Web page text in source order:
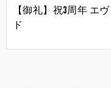
【御礼】祝3周年 エ
ド